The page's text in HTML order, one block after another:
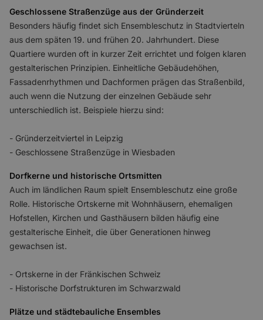
Geschlossene Straßenzüge aus der Gründerzeit
Besonders häufig findet sich Ensembleschutz in Stadtvierteln
aus dem späten 19. und frühen 20. Jahrhundert. Diese
Quartiere wurden oft in kurzer Zeit errichtet und folgen klaren
gestalterischen Prinzipien. Einheitliche Gebäudehöhen,
Fassadenrhythmen und Dachformen prägen das Straßenbild,
auch wenn die Nutzung der einzelnen Gebäude sehr
unterschiedlich ist. Beispiele hierzu sind:
- Gründerzeitviertel in Leipzig
- Geschlossene Straßenzüge in Wiesbaden
Dorfkerne und historische Ortsmitten
Auch im ländlichen Raum spielt Ensembleschutz eine große
Rolle. Historische Ortskerne mit Wohnhäusern, ehemaligen
Hofstellen, Kirchen und Gasthäusern bilden häufig eine
gestalterische Einheit, die über Generationen hinweg
gewachsen ist.
- Ortskerne in der Fränkischen Schweiz
- Historische Dorfstrukturen im Schwarzwald
Plätze und städtebauliche Ensembles